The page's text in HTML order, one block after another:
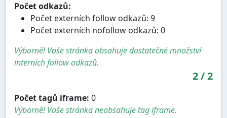
Počet odkazů:
Počet externích follow odkazů: 9
Počet externích nofollow odkazů: 0
Výborně! Vaše stránka obsahuje dostatečné množství
interních follow odkazů.
2/2
Počet tagů iframe: 0
Výborně! Vaše stránka neobsahuje tag iframe.